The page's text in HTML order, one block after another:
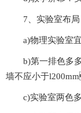
7、实验室布局
a)物理实验室宜布
b)第一排色多多
墙不应小于
c)实验室两色多多